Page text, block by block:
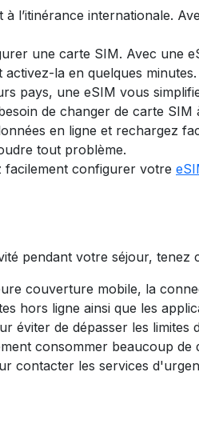
l’itinérance internationale.
une carte SIM. Avec une
la en quelques minutes.
pays, une eSIM vous
de changer de carte SIM
en ligne et rechargez
tout problème.
facilement configurer votre
pendant votre séjour, tenez
couverture mobile, la
hors ligne ainsi que les
éviter de dépasser les limites
consommer beaucoup de
contacter les services